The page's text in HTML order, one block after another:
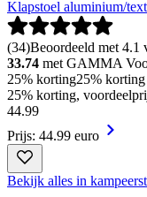
Klapstoel aluminium/
(34)Beoordeeld met 4.1
33.74 met GAMMA
25% korting25% korting
25% korting,
44.99
Prijs: 44.99 euro
Bekijk alles in